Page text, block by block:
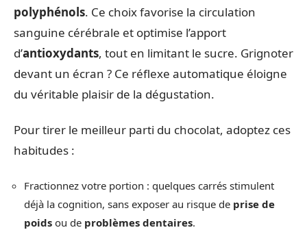
polyphénols. Ce choix favorise la circulation
sanguine cérébrale et optimise l’apport
d’antioxydants, tout en limitant le sucre. Grignoter
devant un écran ? Ce réflexe automatique éloigne
du véritable plaisir de la dégustation.
Pour tirer le meilleur parti du chocolat, adoptez ces
habitudes :
Fractionnez votre portion : quelques carrés stimulent
déjà la cognition, sans exposer au risque de prise de
poids ou de problèmes dentaires.